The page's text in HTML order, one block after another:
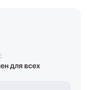
для всех